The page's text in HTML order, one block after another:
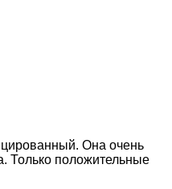
Она очень
Только положительные